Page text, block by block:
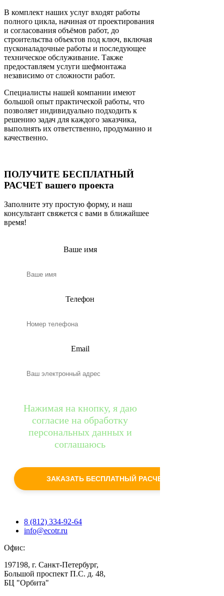
В комплект наших услуг входят работы
полного цикла, начиная от проектирования
и согласования объёмов работ, до
строительства объектов под ключ, включая
пусконаладочные работы и последующее
техническое обслуживание. Также
предоставляем услуги шефмонтажа
независимо от сложности работ.
Специалисты нашей компании имеют
большой опыт практической работы, что
позволяет индивидуально подходить к
решению задач для каждого заказчика,
выполнять их ответственно, продуманно и
качественно.
ПОЛУЧИТЕ БЕСПЛАТНЫЙ
РАСЧЕТ вашего проекта
Заполните эту простую форму, и наш
консультант свяжется с вами в ближайшее
время!
Ваше имя
Телефон
Email
Нажимая на кнопку, я даю
согласие на обработку
персональных данных и
соглашаюсь
ЗАКАЗАТЬ БЕСПЛАТНЫЙ РАСЧЕТ
8 (812) 334-92-64
info@ecotr.ru
Офис:
197198, г. Санкт-Петербург,
Большой проспект П.С. д. 48,
БЦ "Орбита"